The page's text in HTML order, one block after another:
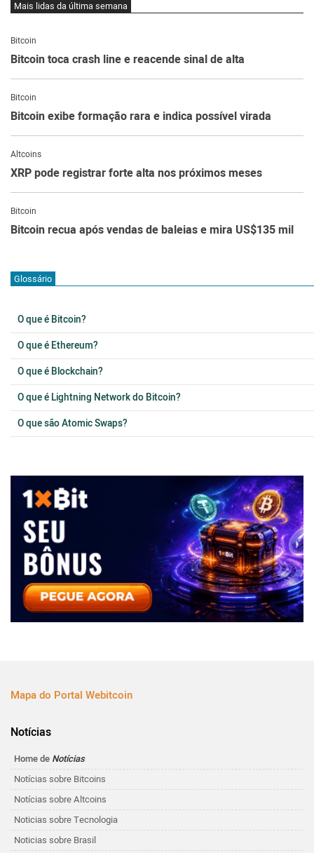
Mais lidas da última semana
Bitcoin
Bitcoin toca crash line e reacende sinal de alta
Bitcoin
Bitcoin exibe formação rara e indica possível virada
Altcoins
XRP pode registrar forte alta nos próximos meses
Bitcoin
Bitcoin recua após vendas de baleias e mira US$135 mil
Glossário
O que é Bitcoin?
O que é Ethereum?
O que é Blockchain?
O que é Lightning Network do Bitcoin?
O que são Atomic Swaps?
Mapa do Portal Webitcoin
Notícias
Home de Notícias
Notícias sobre Bitcoins
Notícias sobre Altcoins
Noticias sobre Tecnologia
Noticias sobre Brasil